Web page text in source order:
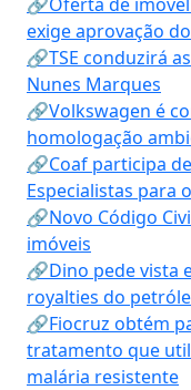
exige aprovação
🔗TSE conduzirá
Nunes Marques
🔗Volkswagen é
homologação
🔗Coaf participa
Especialistas para
🔗Novo Código
imóveis
🔗Dino pede vista
royalties do
🔗Fiocruz obtém
tratamento que
malária resistente